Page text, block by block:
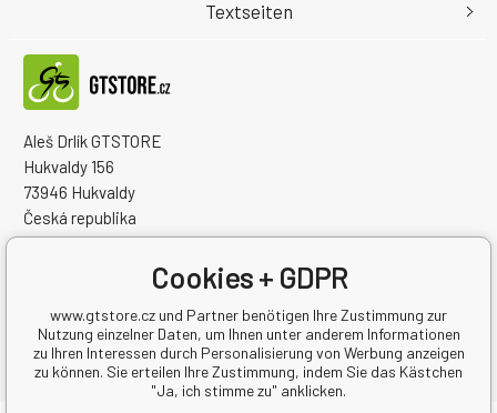
Aleš Drlík GTSTORE
Hukvaldy 156
73946 Hukvaldy
Česká republika
Handelsregister Nr.: 68908792
Steuernum.: CZ7405084940
Textseiten
Cookies + GDPR
www.gtstore.cz und Partner benötigen Ihre Zustimmung zur
Nutzung einzelner Daten, um Ihnen unter anderem Informationen
zu Ihren Interessen durch Personalisierung von Werbung anzeigen
zu können. Sie erteilen Ihre Zustimmung, indem Sie das Kästchen
"Ja, ich stimme zu" anklicken.